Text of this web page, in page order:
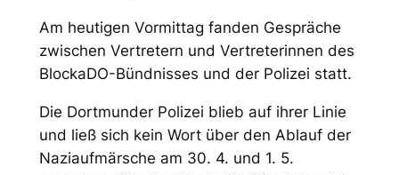
Am heutigen Vormittag fanden Gespräche
zwischen Vertretern und Vertreterinnen des
BlockaDO-Bündnisses und der Polizei statt.
Die Dortmunder Polizei blieb auf ihrer Linie
und ließ sich kein Wort über den Ablauf der
Naziaufmärsche am 30. 4. und 1. 5.